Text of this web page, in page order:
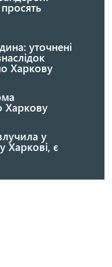
уточнені
Харкову
Харкову
у
Харкові, є